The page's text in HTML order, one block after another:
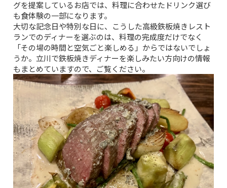
グを提案しているお店では、料理に合わせたドリンク選び
も食体験の一部になります。
大切な記念日や特別な日に、こうした高級鉄板焼きレスト
ランでのディナーを選ぶのは、料理の完成度だけでなく
「その場の時間と空気ごと楽しめる」からではないでしょ
うか。 立川で鉄板焼きディナーを楽しみたい方向けの情報
もまとめていますので、ご覧ください。